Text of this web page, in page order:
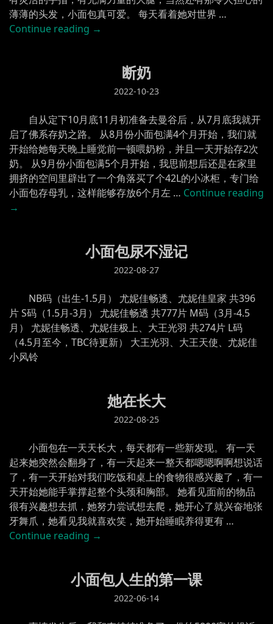
薄薄的头发，小面包真可爱。 每天看着她对世界 …
Continue reading
面
包”
→
断奶
2022-10-23
自从定下10月底11月初准备去曼谷后，从7月底我就开
启了佛系存奶之路。 从8月份小面包满4个月开始，我们就
开始给她每天晚上睡觉前一顿喂奶粉，并且一天开始存2次
奶。 从9月份小面包满5个月开始，我思前想后还是在家里
拥挤的空间里辟出了一个角落买了个42L的小冰柜，专门给
小面包存母乳，这样能够存放6个月左 … Continue reading
→
小面包尿不湿记
2022-08-27
NB码（出生-1.5月） 尤妮佳畅透、尤妮佳皇家 共396
片 S码（1.5月-3月） 尤妮佳畅透 共777片 M码（3月-4.5
月） 尤妮佳畅透、尤妮佳极上、大王光羽 共274片 L码
（4.5月至今，TBC待更新） 大王光羽、大王天使、尤妮佳
小风铃
她在长大
2022-08-25
小面包在一天天长大，每天都有一些新发现。 有一天
起来她突然会翻身了，有一天起来一整天都嗯嗯啊啊想说话
了，有一天开始对我们吃饭和桌上的食物很感兴趣了，有一
天开始她能手掌撑起整个头颈和胸部。 她看见面前的物品
很有兴趣想去抓，她努力尝试想去爬，她开心了就兴奋地张
牙舞爪，她看见我就喜欢笑，她开始睡眠养得更有 …
Continue reading
大”
→
小面包人生的第一课
2022-06-14